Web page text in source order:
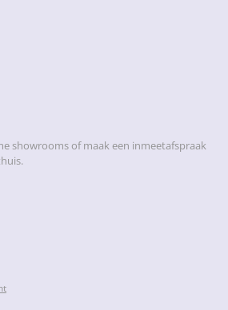
showrooms of maak een inmeetafspraak